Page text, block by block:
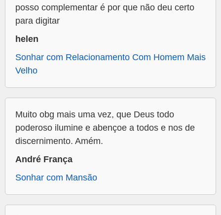
posso complementar é por que não deu certo
para digitar
helen
Sonhar com Relacionamento Com Homem Mais
Velho
Muito obg mais uma vez, que Deus todo
poderoso ilumine e abençoe a todos e nos de
discernimento. Amém.
André França
Sonhar com Mansão